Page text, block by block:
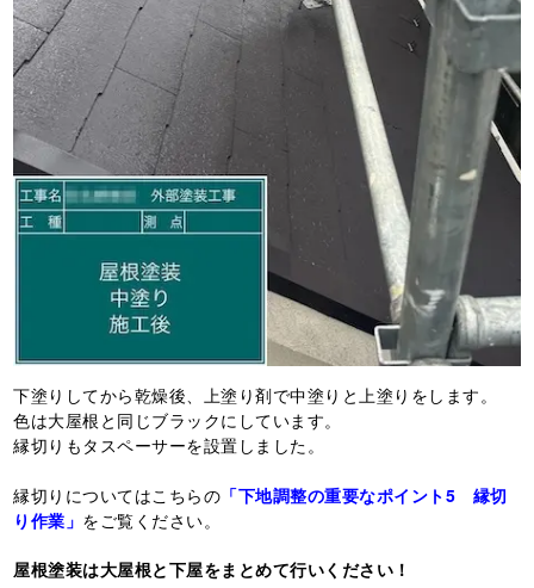
下塗りしてから乾燥後、上塗り剤で中塗りと上塗りをします。
色は大屋根と同じブラックにしています。
縁切りもタスペーサーを設置しました。
縁切りについてはこちらの 「下地調整の重要なポイント5 縁切
り作業」 をご覧ください。
屋根塗装は大屋根と下屋をまとめて行いください！